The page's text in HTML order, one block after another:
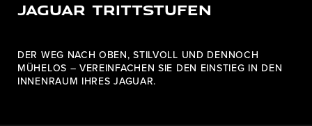
JAGUAR TRITTSTUFEN
DER WEG NACH OBEN, STILVOLL UND DENNOCH
MÜHELOS – VEREINFACHEN SIE DEN EINSTIEG IN DEN
INNENRAUM IHRES JAGUAR.